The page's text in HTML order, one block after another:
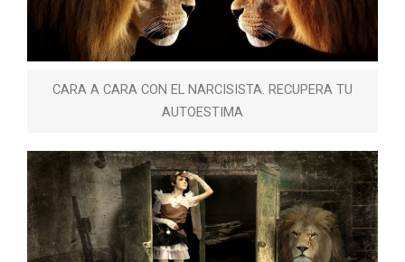
CARA A CARA CON EL NARCISISTA. RECUPERA TU
AUTOESTIMA